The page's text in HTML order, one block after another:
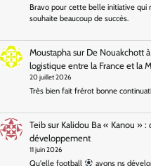
Bravo pour cette belle initiative qui
souhaite beaucoup de succès.
Moustaphasur De Nouakchott
logistique entre la France et la
20 juillet 2026
Très bien fait frérot bonne
Teibsur Kalidou Ba « Kanou »
développement
11 juin 2026
Qu'elle football avons ns